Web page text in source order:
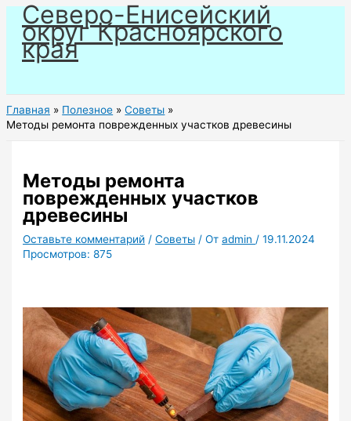
Перейти
содержимому
Северо-Енисейский
округ Красноярского
края
Главная Полезное
Советы
Методы ремонта поврежденных участков древесины
Методы ремонта
поврежденных участков
древесины
Оставьте комментарий /Советы / Отadmin /19.11.2024
Просмотров: 875